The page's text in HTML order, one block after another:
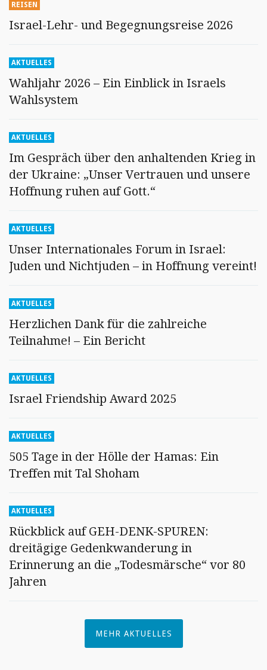
REISEN
Israel-Lehr- und Begegnungsreise 2026
AKTUELLES
Wahljahr 2026 – Ein Einblick in Israels
Wahlsystem
AKTUELLES
Im Gespräch über den anhaltenden Krieg in
der Ukraine: „Unser Vertrauen und unsere
Hoffnung ruhen auf Gott.“
AKTUELLES
Unser Internationales Forum in Israel:
Juden und Nichtjuden – in Hoffnung vereint!
AKTUELLES
Herzlichen Dank für die zahlreiche
Teilnahme! – Ein Bericht
AKTUELLES
Israel Friendship Award 2025
AKTUELLES
505 Tage in der Hölle der Hamas: Ein
Treffen mit Tal Shoham
AKTUELLES
Rückblick auf GEH-DENK-SPUREN:
dreitägige Gedenkwanderung in
Erinnerung an die „Todesmärsche“ vor 80
Jahren
MEHR AKTUELLES